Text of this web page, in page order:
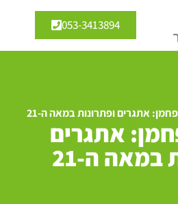
053-3413894
אתגרים ופתרונות במאה ה-21
אתגרים
במאה ה-21